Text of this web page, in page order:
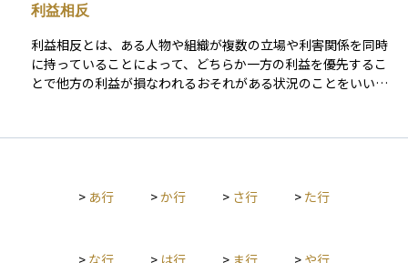
約束事」を明文化したものであり、万が一トラブルが発生した
場合にも重要な役割を果たします。投資や資産運用の観点から
見ると、企業の働きやすさやガバナンスを知る手がかりの一つ
となり、会社の健全性を判断する要素にもなります。
利益相反
利益相反とは、ある人物や組織が複数の立場や利害関係を同時
に持っていることによって、どちらか一方の利益を優先するこ
とで他方の利益が損なわれるおそれがある状況のことをいいま
にあたります。 このような状況は、投資判断の公正さを損なう
や金融機関を選ぶ際には、この点に注意を払うことが大切で
> あ行 >か行 > さ行 > た行